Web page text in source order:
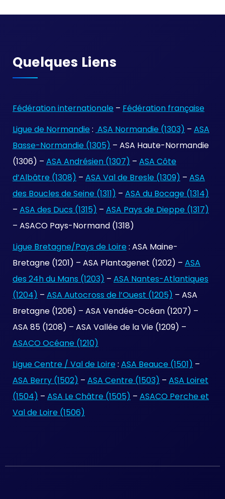
Quelques Liens
Fédération internationale – Fédération française
Ligue de Normandie : ASA Normandie (1303) – ASA
Basse-Normandie (1305) – ASA Haute-Normandie
(1306) – ASA Andrésien (1307) – ASA Côte
d’Albâtre (1308) – ASA Val de Bresle (1309) – ASA
des Boucles de Seine (1311) – ASA du Bocage (1314)
– ASA des Ducs (1315) – ASA Pays de Dieppe (1317)
– ASACO Pays-Normand (1318)
Ligue Bretagne/Pays de Loire : ASA Maine-
Bretagne (1201) – ASA Plantagenet (1202) – ASA
des 24h du Mans (1203) – ASA Nantes-Atlantiques
(1204) – ASA Autocross de l’Ouest (1205) – ASA
Bretagne (1206) – ASA Vendée-Océan (1207) –
ASA 85 (1208) – ASA Vallée de la Vie (1209) –
ASACO Océane (1210)
Ligue Centre / Val de Loire : ASA Beauce (1501) –
ASA Berry (1502) – ASA Centre (1503) – ASA Loiret
(1504) – ASA Le Châtre (1505) – ASACO Perche et
Val de Loire (1506)